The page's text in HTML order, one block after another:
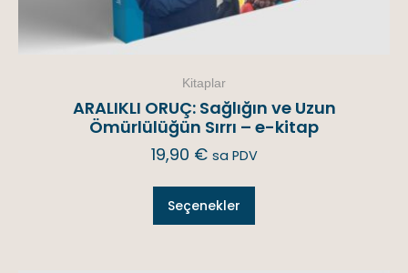
Kitaplar
ARALIKLI ORUÇ: Sağlığın ve Uzun
Ömürlülüğün Sırrı – e-kitap
19,90 € sa PDV
Seçenekler